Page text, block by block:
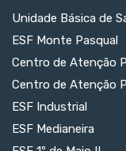
Unidade Básica de
ESF Monte Pasqual
Centro de Atenção
Centro de Atenção
ESF Industrial
ESF Medianeira